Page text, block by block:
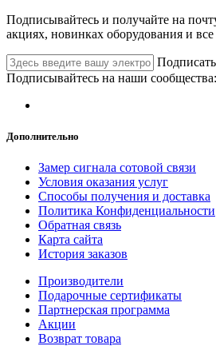
Подписывайтесь и получайте на
акциях, новинках оборудования и
Подписывайтесь на наши сообщества:
Дополнительно
Замер сигнала сотовой связи
Условия оказания услуг
Способы получения и доставка
Политика Конфиденциальности
Обратная связь
Карта сайта
История заказов
Производители
Подарочные сертификаты
Партнерская программа
Акции
Возврат товара